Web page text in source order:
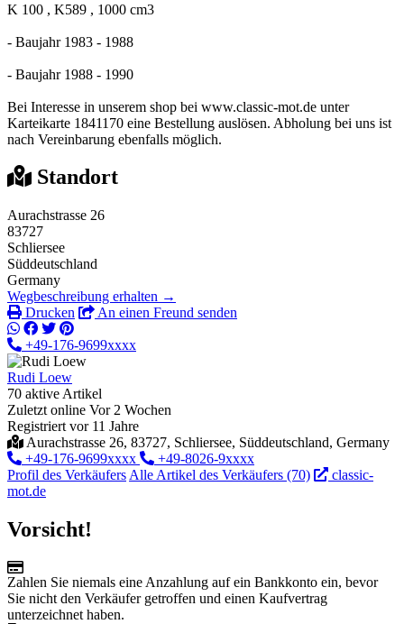
K 100 , K589 , 1000 cm3
- Baujahr 1983 - 1988
- Baujahr 1988 - 1990
Bei Interesse in unserem shop bei www.classic-mot.de unter
Karteikarte 1841170 eine Bestellung auslösen. Abholung bei uns ist
nach Vereinbarung ebenfalls möglich.
Standort
Aurachstrasse 26
83727
Schliersee
Süddeutschland
Germany
Wegbeschreibung erhalten →
Drucken
An einen Freund senden
+49-176-9699xxxx
Rudi Loew
70 aktive Artikel
Zuletzt online Vor 2 Wochen
Registriert vor 11 Jahre
Aurachstrasse 26, 83727, Schliersee, Süddeutschland, Germany
+49-176-9699xxxx
+49-8026-9xxxx
Profil des Verkäufers Alle Artikel des Verkäufers (70)
classic-
mot.de
Vorsicht!
Zahlen Sie niemals eine Anzahlung auf ein Bankkonto ein, bevor
Sie nicht den Verkäufer getroffen und einen Kaufvertrag
unterzeichnet haben.